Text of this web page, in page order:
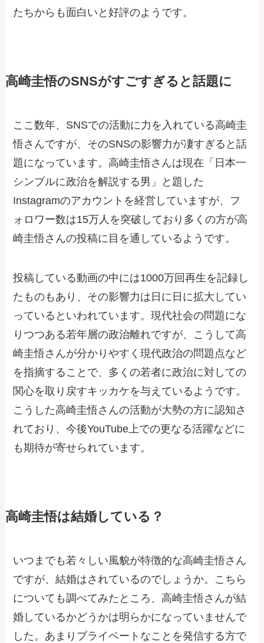
たちからも面白いと好評のようです。
高崎圭悟のSNSがすごすぎると話題に
ここ数年、SNSでの活動に力を入れている高崎圭
悟さんですが、そのSNSの影響力が凄すぎると話
題になっています。高崎圭悟さんは現在「日本一
シンプルに政治を解説する男」と題した
Instagramのアカウントを経営していますが、フ
ォロワー数は15万人を突破しており多くの方が高
崎圭悟さんの投稿に目を通しているようです。
投稿している動画の中には1000万回再生を記録し
たものもあり、その影響力は日に日に拡大してい
っているといわれています。現代社会の問題にな
りつつある若年層の政治離れですが、こうして高
崎圭悟さんが分かりやすく現代政治の問題点など
を指摘することで、多くの若者に政治に対しての
関心を取り戻すキッカケを与えているようです。
こうした高崎圭悟さんの活動が大勢の方に認知さ
れており、今後YouTube上での更なる活躍などに
も期待が寄せられています。
高崎圭悟は結婚している？
いつまでも若々しい風貌が特徴的な高崎圭悟さん
ですが、結婚はされているのでしょうか。こちら
についても調べてみたところ、高崎圭悟さんが結
婚しているかどうかは明らかになっていませんで
した。あまりプライベートなことを発信する方で